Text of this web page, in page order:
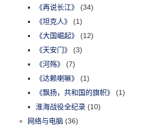
《再说长江》
(34)
《坦克人》
(1)
《大国崛起》
(12)
《天安门》
(3)
《河殇》
(7)
《达赖喇嘛》
(1)
《飘扬，共和国的旗帜》
(1)
淮海战役全纪录 (10)
网络与电脑 (36)